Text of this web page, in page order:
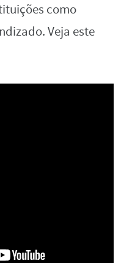
como
Veja este